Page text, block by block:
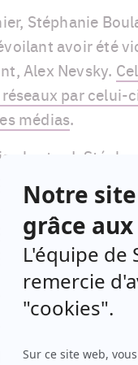
Stéphanie
avoir été
Alex Nevsky.
par celui-
médias.
plus tard,
vague de
épuisées,
au milieu
Maripier Morin,
Parentet
Boulay a